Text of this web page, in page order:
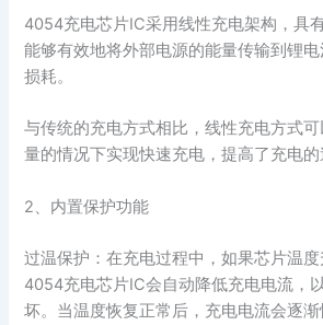
4054充电芯片IC采用线性充电架构，具
能够有效地将外部电源的能量传输到锂
损耗。
与传统的充电方式相比，线性充电方式
量的情况下实现快速充电，提高了充电的
2、内置保护功能
过温保护：在充电过程中，如果芯片温度
4054充电芯片IC会自动降低充电电流，
坏。当温度恢复正常后，充电电流会逐